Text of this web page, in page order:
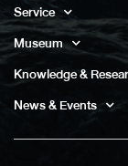
Service
Museum
Knowledge &
News & Events